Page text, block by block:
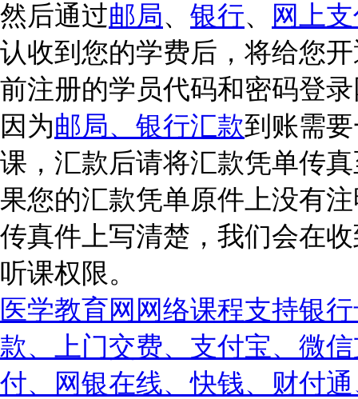
然后通过邮局、 银行、
网上
认收到您的学费后，将给您
前注册的学员代码和密码登
因为邮局、银行汇款到账需
课，汇款后请将汇款凭单传
果您的汇款凭单原件上没有
传真件上写清楚，我们会在
听课权限。
医学教育网网络课程支持银
款、上门交费、支付宝、微
付、网银在线、快钱、财付